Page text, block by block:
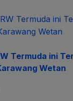
Termuda ini
Wetan